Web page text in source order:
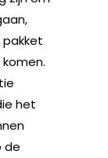
het
de